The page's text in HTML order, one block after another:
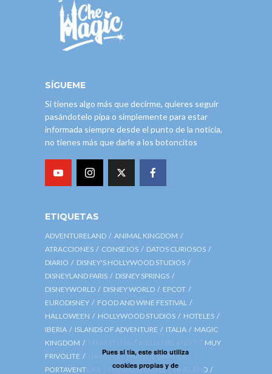
SÍGUEME
Si tienes algo más que decirme, quieres seguir
pasándotelo pipa o simplemente para estar
informada siempre desde el punto de la noticia,
no tienes más que darle a los botoncitos
ETIQUETAS
ADVENTURELAND
ANIMAL KINGDOM
ATRACCIONES
CONSEJOS
DATOS CURIOSOS
DIARIO
DISNEY'S HOLLYWOOD STUDIOS
DISNEYLAND PARIS
DISNEY SPRINGS
DISNEYWORLD
DISNEY WORLD
EPCOT
EURODISNEY
FOOD AND WINE FESTIVAL
HALLOWEEN
HOLLYWOOD STUDIOS
HOTELES
IBERIA
ISLANDS OF ADVENTURE ITALIA
MAGIC
KINGDOM
MUY
FRIVOLITE
NAVIDAD
PARQUE WARNER
PORTAVENTURA
PREMIUM OUTLET VINELAND
Pues sí tía, este sitio utiliza
cookies propias y de